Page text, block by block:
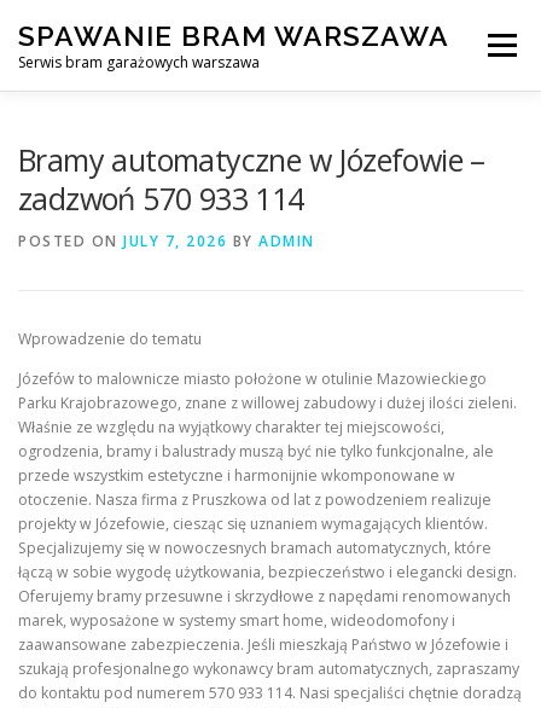
content
SPAWANIE BRAM WARSZAWA
Serwis bram garażowych warszawa
Menu
Bramy automatyczne w Józefowie –
zadzwoń 570 933 114
POSTED ON JULY 7, 2026 BY ADMIN
Wprowadzenie do tematu
Józefów to malownicze miasto położone w otulinie Mazowieckiego
Parku Krajobrazowego, znane z willowej zabudowy i dużej ilości zieleni.
Właśnie ze względu na wyjątkowy charakter tej miejscowości,
ogrodzenia, bramy i balustrady muszą być nie tylko funkcjonalne, ale
przede wszystkim estetyczne i harmonijnie wkomponowane w
otoczenie. Nasza firma z Pruszkowa od lat z powodzeniem realizuje
projekty w Józefowie, ciesząc się uznaniem wymagających klientów.
Specjalizujemy się w nowoczesnych bramach automatycznych, które
łączą w sobie wygodę użytkowania, bezpieczeństwo i elegancki design.
Oferujemy bramy przesuwne i skrzydłowe z napędami renomowanych
marek, wyposażone w systemy smart home, wideodomofony i
zaawansowane zabezpieczenia. Jeśli mieszkają Państwo w Józefowie i
szukają profesjonalnego wykonawcy bram automatycznych, zapraszamy
do kontaktu pod numerem 570 933 114. Nasi specjaliści chętnie doradzą